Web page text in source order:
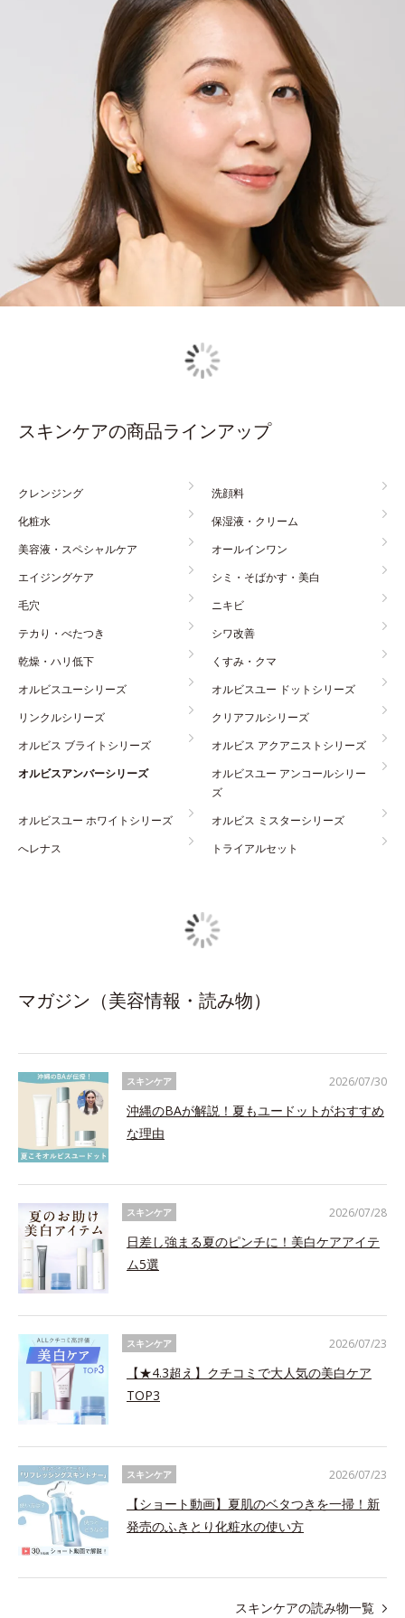
スキンケアの商品ラインアップ
クレンジング
洗顔料
化粧水
保湿液・クリーム
美容液・スペシャルケア
オールインワン
エイジングケア
シミ・そばかす・美白
毛穴
ニキビ
テカり・べたつき
シワ改善
乾燥・ハリ低下
くすみ・クマ
オルビスユーシリーズ
オルビスユー ドットシリーズ
リンクルシリーズ
クリアフルシリーズ
オルビス ブライトシリーズ
オルビス アクアニストシリーズ
オルビスアンバーシリーズ
オルビスユー アンコールシリー
ズ
オルビスユー ホワイトシリーズ
オルビス ミスターシリーズ
へレナス
トライアルセット
マガジン（美容情報・読み物）
スキンケア
沖縄のBAが解説！夏もユードットがおすすめ
な理由
2026/07/30
スキンケア
日差し強まる夏のピンチに！美白ケアアイテ
ム5選
2026/07/28
スキンケア
【★4.3超え】クチコミで大人気の美白ケア
TOP3
2026/07/23
スキンケア
【ショート動画】夏肌のベタつきを一掃！新
発売のふきとり化粧水の使い方
2026/07/23
スキンケアの読み物一覧